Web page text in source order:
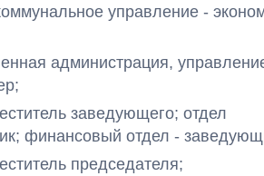
управление -
администрация,
заведующего; отдел
финансовый отдел -
председателя;